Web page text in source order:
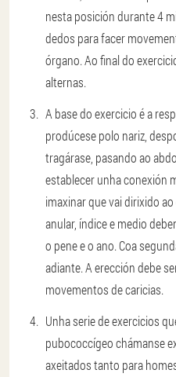
nesta posición durante 4
dedos para facer
órgano. Ao final do
alternas.
A base do exercicio é a
prodúcese polo nariz,
tragárase, pasando ao
establecer unha conexión
imaxinar que vai dirixido
anular, índice e medio
o pene e o ano. Coa
adiante. A erección debe
movementos de caricias.
Unha serie de exercicios
pubococcígeo chámanse
axeitados tanto para